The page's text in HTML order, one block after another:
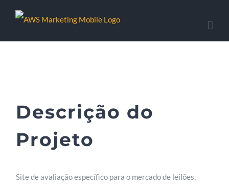
Descrição do
Projeto
Site de avaliação específico para o mercado de leilões,